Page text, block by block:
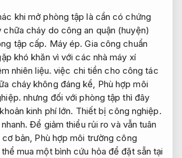
khi mở phòng tập là cần có chứng
cháy do công an quận (huyện)
tập cấp. Máy ép. Gia công chuẩn
khó khăn vì với các nhà máy xí
nhiên liệu. việc chi tiền cho công tác
cháy không đáng kể, Phù hợp môi
nhưng đối với phòng tập thì đây
kinh phí lớn. Thiết bị công nghiệp.
Để giảm thiểu rủi ro và vẫn tuân
bản, Phù hợp môi trường công
mua một bình cứu hỏa để đặt sẵn tại